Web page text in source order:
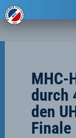
MHC-
durch
den
Finale